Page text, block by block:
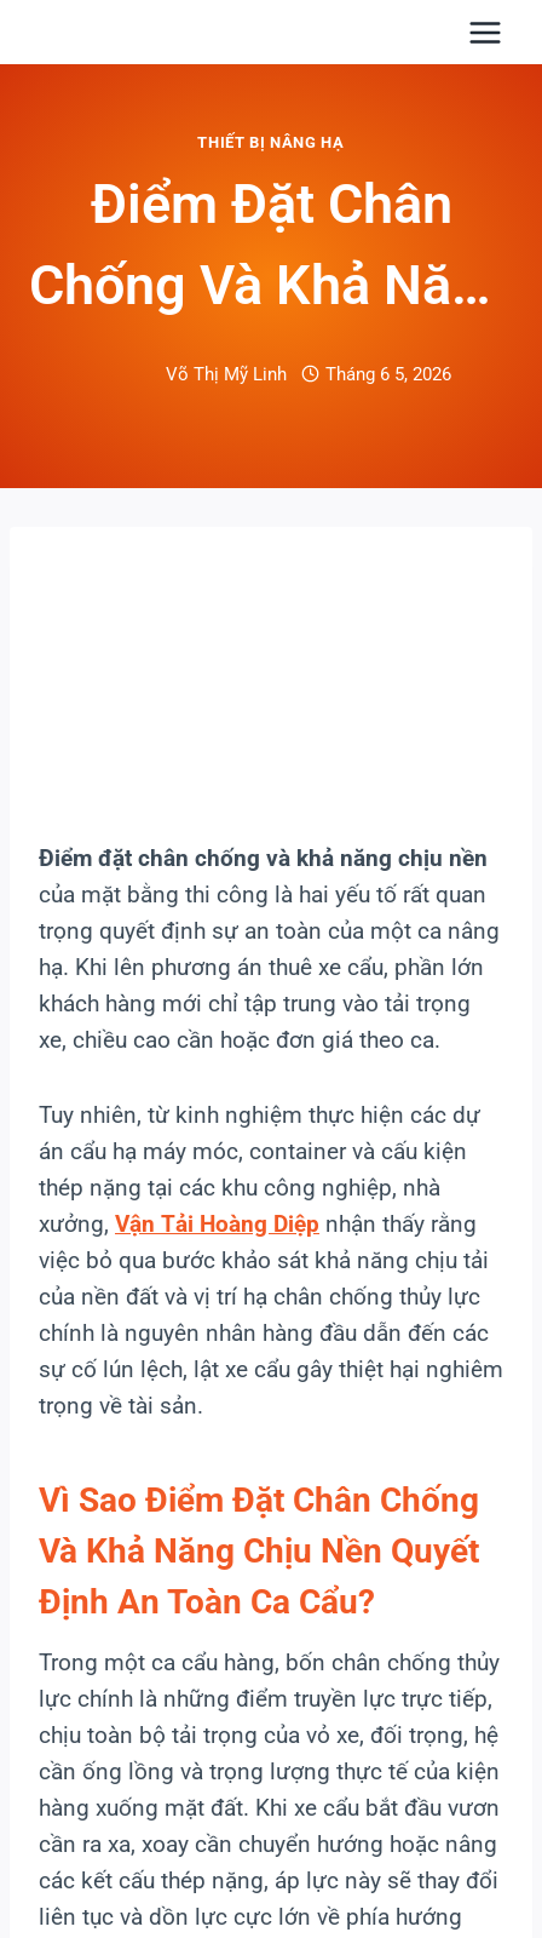
THIẾT BỊ NÂNG HẠ
Điểm Đặt Chân
Chống Và Khả Năng
Chịu Nền: Quy Trình
Võ Thị Mỹ Linh Tháng 6 5, 2026
Điểm đặt chân chống và khả năng chịu nền
của mặt bằng thi công là hai yếu tố rất quan
trọng quyết định sự an toàn của một ca nâng
hạ. Khi lên phương án thuê xe cẩu, phần lớn
khách hàng mới chỉ tập trung vào tải trọng
xe, chiều cao cần hoặc đơn giá theo ca.
Tuy nhiên, từ kinh nghiệm thực hiện các dự
án cẩu hạ máy móc, container và cấu kiện
thép nặng tại các khu công nghiệp, nhà
xưởng, Vận Tải Hoàng Diệp nhận thấy rằng
việc bỏ qua bước khảo sát khả năng chịu tải
của nền đất và vị trí hạ chân chống thủy lực
chính là nguyên nhân hàng đầu dẫn đến các
sự cố lún lệch, lật xe cẩu gây thiệt hại nghiêm
trọng về tài sản.
Vì Sao Điểm Đặt Chân Chống
Và Khả Năng Chịu Nền Quyết
Định An Toàn Ca Cẩu?
Trong một ca cẩu hàng, bốn chân chống thủy
lực chính là những điểm truyền lực trực tiếp,
chịu toàn bộ tải trọng của vỏ xe, đối trọng, hệ
cần ống lồng và trọng lượng thực tế của kiện
hàng xuống mặt đất. Khi xe cẩu bắt đầu vươn
cần ra xa, xoay cần chuyển hướng hoặc nâng
các kết cấu thép nặng, áp lực này sẽ thay đổi
liên tục và dồn lực cực lớn về phía hướng